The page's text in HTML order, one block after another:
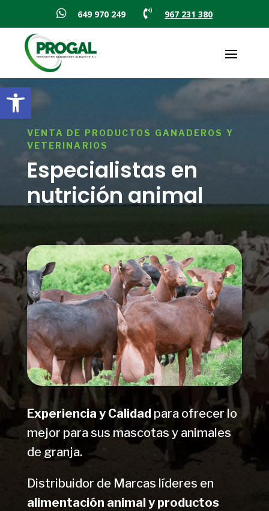
Abrir barra de herramientas
 649 970 249  967 231 380
VENTA DE PRODUCTOS GANADEROS Y
VETERINARIOS
Especialistas en
nutrición animal
Experiencia y Calidadpara ofrecer lo
mejor para sus mascotas y animales
de granja.
Distribuidor de Marcas líderes en
alimentación animal y productos